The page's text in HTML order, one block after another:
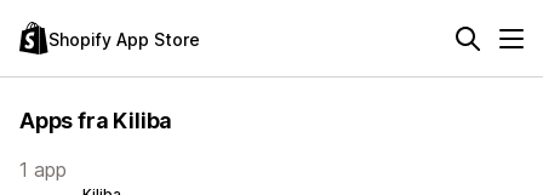
Shopify App Store
Apps fra Kiliba
1 app